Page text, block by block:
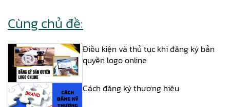
Cùng chủ đề:
Điều kiện và thủ tục khi đăng ký bản
quyền logo online
Cách đăng ký thương hiệu